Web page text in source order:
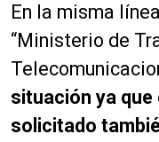
En la misma
“Ministerio de
situación ya que
solicitado